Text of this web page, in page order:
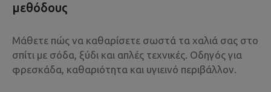
μεθόδους
Μάθετε πώς να καθαρίσετε σωστά τα χαλιά σας στο
σπίτι με σόδα, ξύδι και απλές τεχνικές. Οδηγός για
φρεσκάδα, καθαριότητα και υγιεινό περιβάλλον.